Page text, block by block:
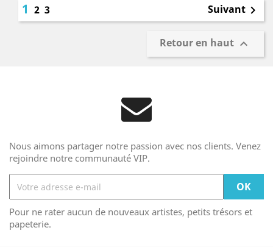
1 2 3 Suivant 
Retour en haut 
Nous aimons partager notre passion avec nos clients. Venez
rejoindre notre communauté VIP.
Pour ne rater aucun de nouveaux artistes, petits trésors et
papeterie.